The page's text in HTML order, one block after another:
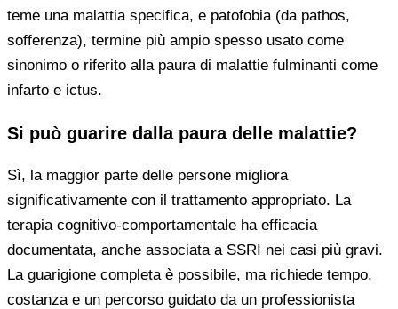
teme una malattia specifica, e patofobia (da pathos,
sofferenza), termine più ampio spesso usato come
sinonimo o riferito alla paura di malattie fulminanti come
infarto e ictus.
Si può guarire dalla paura delle malattie?
Sì, la maggior parte delle persone migliora
significativamente con il trattamento appropriato. La
terapia cognitivo-comportamentale ha efficacia
documentata, anche associata a SSRI nei casi più gravi.
La guarigione completa è possibile, ma richiede tempo,
costanza e un percorso guidato da un professionista